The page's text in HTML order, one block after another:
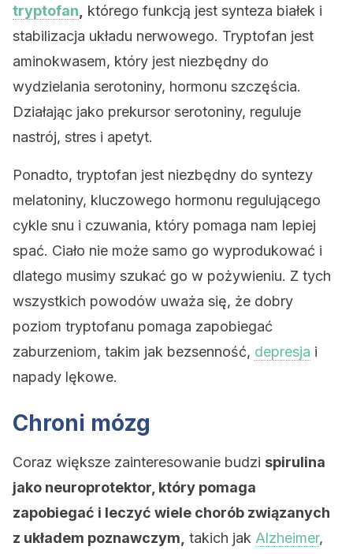
tryptofan
którego funkcją jest synteza białek i
stabilizacja układu nerwowego. Tryptofan jest
aminokwasem, który jest niezbędny do
wydzielania serotoniny, hormonu szczęścia.
Działając jako prekursor serotoniny, reguluje
nastrój, stres i apetyt.
Ponadto, tryptofan jest niezbędny do syntezy
melatoniny, kluczowego hormonu regulującego
cykle snu i czuwania, który pomaga nam lepiej
spać. Ciało nie może samo go wyprodukować i
dlatego musimy szukać go w pożywieniu. Z tych
wszystkich powodów uważa się, że dobry
poziom tryptofanu pomaga zapobiegać
zaburzeniom, takim jak bezsenność, depresja i
napady lękowe.
Chroni mózg
Coraz większe zainteresowanie budzi spirulina
jako neuroprotektor, który pomaga
zapobiegać i leczyć wiele chorób związanych
z układem poznawczym, takich jak Alzheimer,